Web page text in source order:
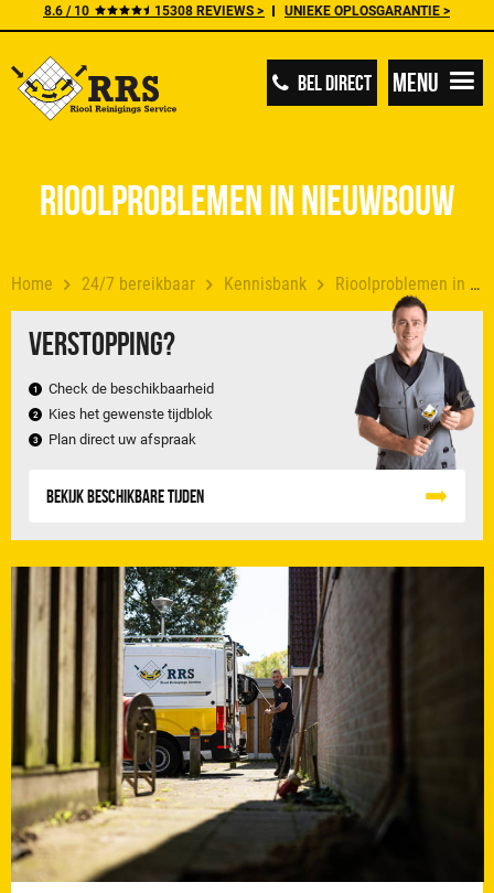
8.6 / 10 15308 REVIEWS > UNIEKE OPLOSGARANTIE >
BEL DIRECT Menu
Home 24/7 bereikbaar Kennisbank Rioolproblemen in nieuwbouw
Verstopping?
Check de beschikbaarheid
Kies het gewenste tijdblok
Plan direct uw afspraak
Bekijk beschikbare tijden
Rioolproblemen in nieuwbouw